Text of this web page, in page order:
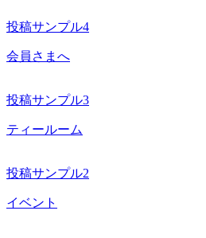
投稿サンプル4
会員さまへ
投稿サンプル3
ティールーム
投稿サンプル2
イベント